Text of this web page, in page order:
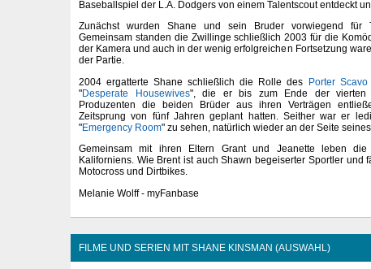
Baseballspiel der L.A. Dodgers von einem Talentscout entdeckt
Zunächst wurden Shane und sein Bruder vorwiegend für
Gemeinsam standen die Zwillinge schließlich 2003 für die
der Kamera und auch in der wenig erfolgreichen Fortsetzung
der Partie.
2004 ergatterte Shane schließlich die Rolle des
Porter Scavo
"Desperate Housewives", die er bis zum Ende der vierten
Produzenten die beiden Brüder aus ihren Verträgen
Zeitsprung von fünf Jahren geplant hatten. Seither war er
"Emergency Room" zu sehen, natürlich wieder an der Seite
Gemeinsam mit ihren Eltern Grant und Jeanette leben
Kaliforniens. Wie Brent ist auch Shawn begeiserter Sportler und
Motocross und Dirtbikes.
Melanie Wolff - myFanbase
FILME UND SERIEN MIT SHANE KINSMAN (AUSWAHL)